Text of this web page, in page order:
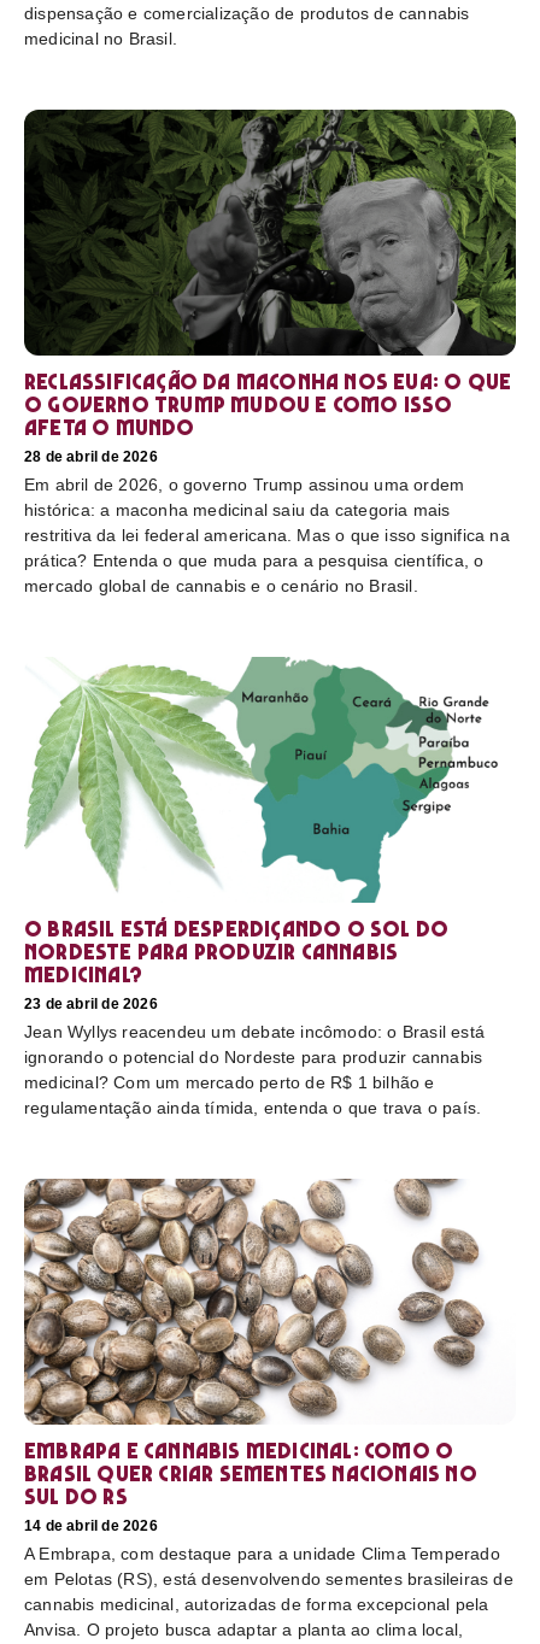
dispensação e comercialização de produtos de cannabis
medicinal no Brasil.
Reclassificação da maconha nos EUA: o que
o governo Trump mudou e como isso
afeta o mundo
28 de abril de 2026
Em abril de 2026, o governo Trump assinou uma ordem
histórica: a maconha medicinal saiu da categoria mais
restritiva da lei federal americana. Mas o que isso significa na
prática? Entenda o que muda para a pesquisa científica, o
mercado global de cannabis e o cenário no Brasil.
O Brasil está desperdiçando o sol do
nordeste para produzir cannabis
medicinal?
23 de abril de 2026
Jean Wyllys reacendeu um debate incômodo: o Brasil está
ignorando o potencial do Nordeste para produzir cannabis
medicinal? Com um mercado perto de R$ 1 bilhão e
regulamentação ainda tímida, entenda o que trava o país.
Embrapa e cannabis medicinal: como o
Brasil quer criar sementes nacionais no
sul do RS
14 de abril de 2026
A Embrapa, com destaque para a unidade Clima Temperado
em Pelotas (RS), está desenvolvendo sementes brasileiras de
cannabis medicinal, autorizadas de forma excepcional pela
Anvisa. O projeto busca adaptar a planta ao clima local,